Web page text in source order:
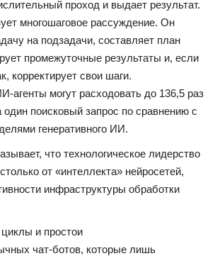
проход и выдает результат.
многошаговое рассуждение. Он
на подзадачи, составляет план
промежуточные результаты и, если
корректирует свои шаги.
агенты могут расходовать до 136,5 раз
поисковый запрос по сравнению с
генеративного ИИ.
что технологическое лидерство
от «интеллекта» нейросетей,
инфраструктуры обработки
и простои
чат-ботов, которые лишь